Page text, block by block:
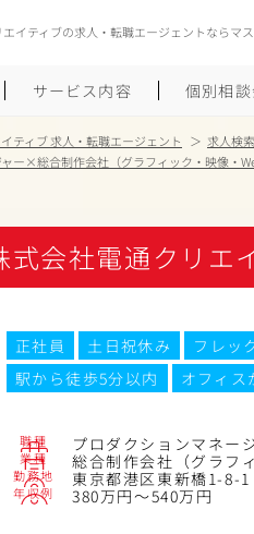
イティブの求人・転職エージェントならマ
サービス内容 個別相
履歴書のつ
職務経歴
ポートフ
面接対策
ティブ 求人・転職エージェント 求人検索
ー×総合制作会社（グラフィック・映像・
式会社電通クリエ
正社員 土日祝休み フレッ
駅から徒歩5分以内
オフィス
職種 プロダクションマネー
業種 総合制作会社（グラフ
勤務地 東京都港区東新橋1-8-
年収例 380万円～540万円